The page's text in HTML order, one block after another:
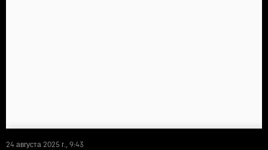
24 августа 2025 г., 9:43